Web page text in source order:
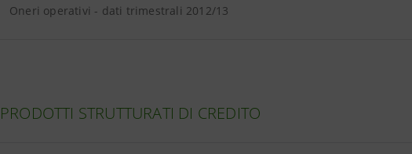
Oneri operativi - dati trimestrali 2012/13
PRODOTTI STRUTTURATI DI CREDITO